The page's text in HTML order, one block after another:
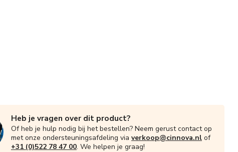
Heb je vragen over dit product?
Of heb je hulp nodig bij het bestellen? Neem gerust contact op
met onze ondersteuningsafdeling via verkoop@cinnova.nl of
+31 (0)522 78 47 00. We helpen je graag!